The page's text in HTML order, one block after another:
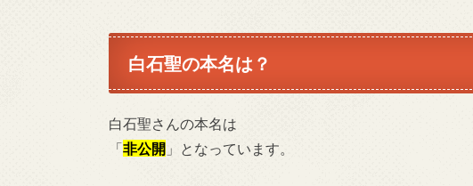
白石聖の本名は？
白石聖さんの本名は
「非公開 」となっています。